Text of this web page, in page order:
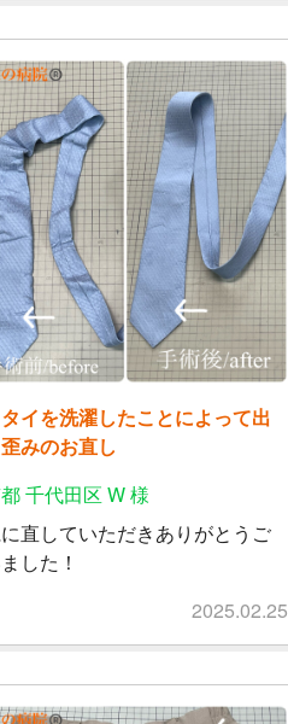
イを洗濯したことによって出
みのお直し
千代田区 W 様
直していただきありがとうご
した！
2025.02.25